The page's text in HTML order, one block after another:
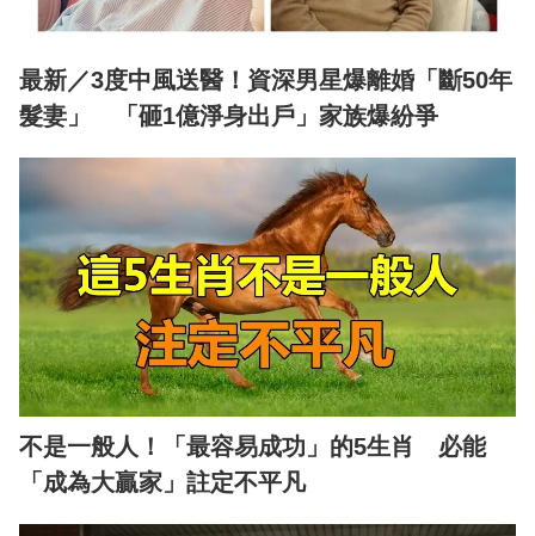
最新／3度中風送醫！資深男星爆離婚「斷50年
髮妻」 「砸1億淨身出戶」家族爆紛爭
不是一般人！「最容易成功」的5生肖 必能
「成為大贏家」註定不平凡